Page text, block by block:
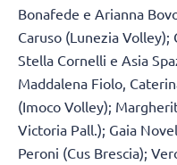
Bonafede e Arianna
Caruso (Lunezia Volley);
Stella Cornelli e Asia
Maddalena Fiolo,
(Imoco Volley);
Victoria Pall.); Gaia
Peroni (Cus Brescia);